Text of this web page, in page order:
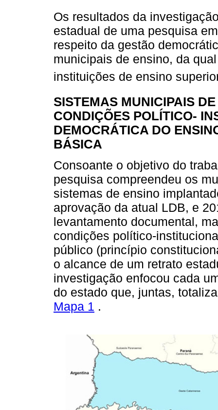
Os resultados da
estadual de uma pesquisa
respeito da gestão
municipais de ensino, da
instituições de ensino
SISTEMAS MUNICIPAIS
CONDIÇÕES POLÍTICO-
DEMOCRÁTICA DO
BÁSICA
Consoante o objetivo do
pesquisa compreendeu os
sistemas de ensino
aprovação da atual LDB, e
levantamento documental,
condições político-
público (princípio
o alcance de um retrato
investigação enfocou cada
do estado que, juntas,
Mapa 1 .